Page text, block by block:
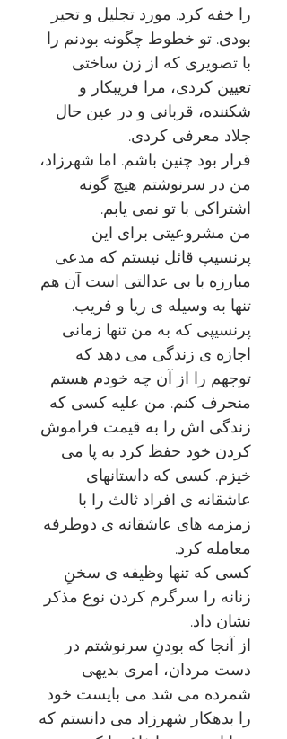
را خفه کرد. مورد تجلیل و تحیر
بودی. تو خطوط چگونه بودنم را
با تصویری که از زن ساختی
تعیین کردی، مرا فریبکار و
شکننده، قربانی و در عین حال
جلاد معرفی کردی.
قرار بود چنین باشم. اما شهرزاد،
من در سرنوشتم هیچ گونه
اشتراکی با تو نمی یابم.
من مشروعیتی برای این
پرنسیپ قائل نیستم که مدعی
مبارزه با بی عدالتی است آن هم
تنها به وسیله ی ریا و فریب.
پرنسیپی که به من تنها زمانی
اجازه ی زندگی می دهد که
توجهم را از آن چه خودم هستم
منحرف کنم. من علیه کسی که
زندگی اش را به قیمت فراموش
کردن خود حفظ کرد به پا می
خیزم. کسی که داستانهای
عاشقانه ی افراد ثالث را با
زمزمه های عاشقانه ی دوطرفه
معامله کرد.
کسی که تنها وظیفه ی سخنِ
زنانه را سرگرم کردن نوع مذکر
نشان داد.
از آنجا که بودنِ سرنوشتم در
دست مردان، امری بدیهی
شمرده می شد می بایست خود
را بدهکار شهرزاد می دانستم که